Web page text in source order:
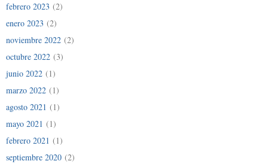
febrero 2023 (2)
enero 2023 (2)
noviembre 2022 (2)
octubre 2022 (3)
junio 2022 (1)
marzo 2022 (1)
agosto 2021 (1)
mayo 2021 (1)
febrero 2021 (1)
septiembre 2020 (2)